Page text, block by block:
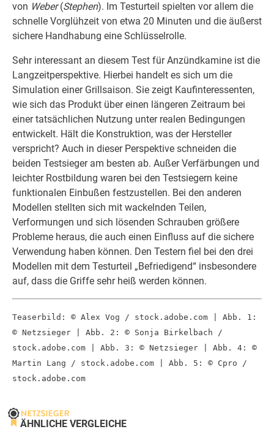
von Weber(Stephen). Im Testurteil spielten vor allem die
schnelle Vorglühzeit von etwa 20 Minuten und die äußerst
sichere Handhabung eine Schlüsselrolle.
Sehr interessant an diesem Test für Anzündkamine ist die
Langzeitperspektive. Hierbei handelt es sich um die
Simulation einer Grillsaison. Sie zeigt Kaufinteressenten,
wie sich das Produkt über einen längeren Zeitraum bei
einer tatsächlichen Nutzung unter realen Bedingungen
entwickelt. Hält die Konstruktion, was der Hersteller
verspricht? Auch in dieser Perspektive schneiden die
beiden Testsieger am besten ab. Außer Verfärbungen und
leichter Rostbildung waren bei den Testsiegern keine
funktionalen Einbußen festzustellen. Bei den anderen
Modellen stellten sich mit wackelnden Teilen,
Verformungen und sich lösenden Schrauben größere
Probleme heraus, die auch einen Einfluss auf die sichere
Verwendung haben können. Den Testern fiel bei den drei
Modellen mit dem Testurteil „Befriedigend“ insbesondere
auf, dass die Griffe sehr heiß werden können.
Teaserbild: © Alex Vog / stock.adobe.com | Abb. 1:
© Netzsieger | Abb. 2: © Sonja Birkelbach /
stock.adobe.com | Abb. 3: © Netzsieger | Abb. 4: ©
Martin Lang / stock.adobe.com | Abb. 5: © Cpro /
stock.adobe.com
ÄHNLICHE VERGLEICHE